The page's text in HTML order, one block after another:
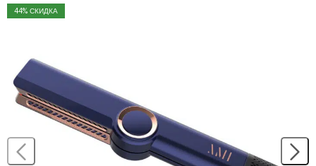
44% СКИДКА